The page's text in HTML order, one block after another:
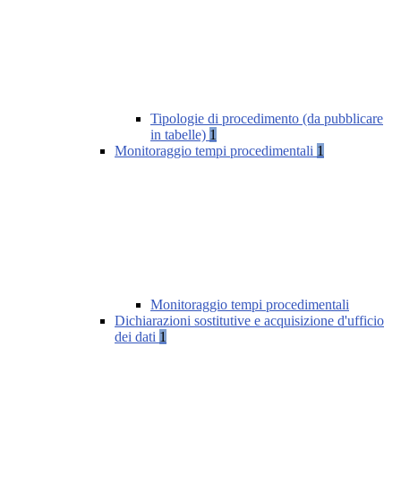
Tipologie di procedimento (da pubblicare
in tabelle) 1
Monitoraggio tempi procedimentali 1
Monitoraggio tempi procedimentali
Dichiarazioni sostitutive e acquisizione d'ufficio
dei dati 1